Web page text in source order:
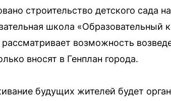
строительство детского сада
школа
возможность
вносят в Генплан города.
будущих жителей будет